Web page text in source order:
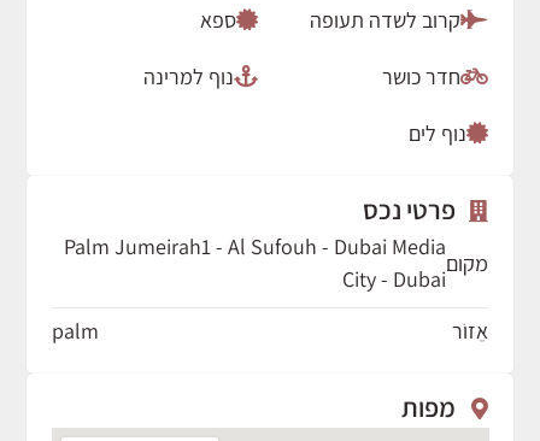
קרוב לשדה תעופה ספא
חדר כושר נוף למרינה
נוף לים
פרטי נכס
מקום
Palm Jumeirah1 - Al Sufouh - Dubai Media
City - Dubai
אֵזוֹר
palm
מפות